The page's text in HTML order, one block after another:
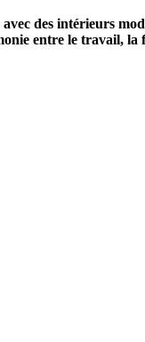
des intérieurs
entre le travail, la